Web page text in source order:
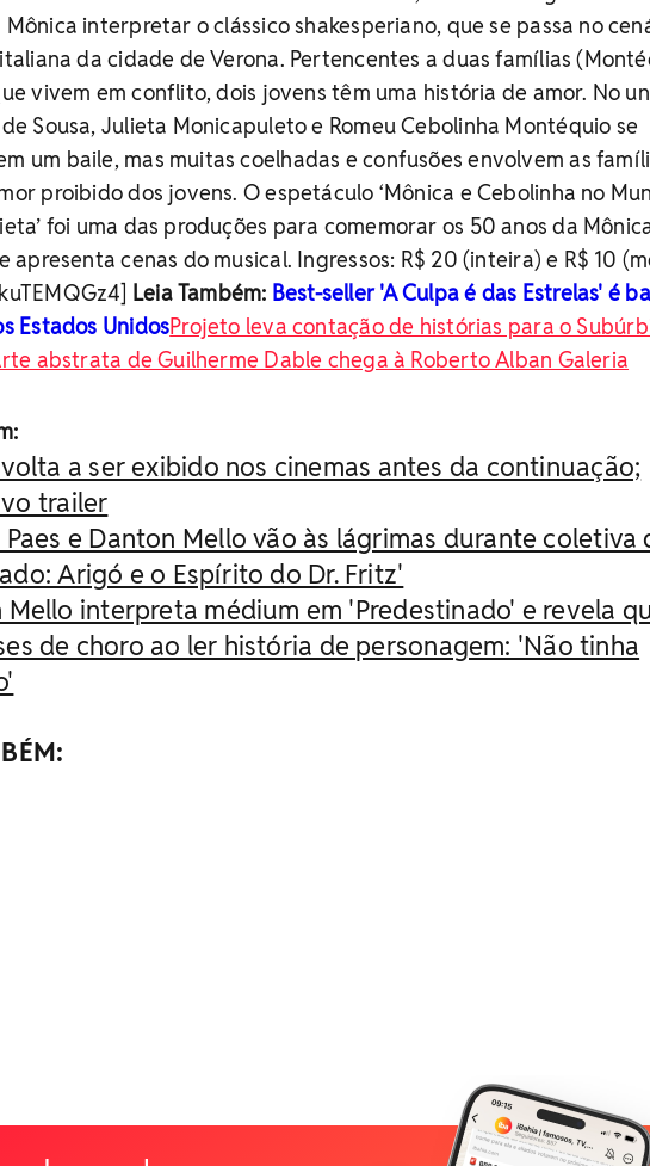
interpretar o clássico shakesperiano, que se passa no
da cidade de Verona. Pertencentes a duas famílias
vivem em conflito, dois jovens têm uma história de amor. No
Sousa, Julieta Monicapuleto e Romeu Cebolinha Montéquio se
um baile, mas muitas coelhadas e confusões envolvem as
proibido dos jovens. O espetáculo ‘Mônica e Cebolinha no
foi uma das produções para comemorar os 50 anos da
apresenta cenas do musical. Ingressos: R$ 20 (inteira) e R$ 10
Leia Também: Best-seller 'A Culpa é das Estrelas' é
Estados UnidosProjeto leva contação de histórias para o
abstrata de Guilherme Dable chega à Roberto Alban Galeria
a ser exibido nos cinemas antes da continuação;
trailer
e Danton Mello vão às lágrimas durante coletiva
Arigó e o Espírito do Dr. Fritz'
Mello interpreta médium em 'Predestinado' e revela
de choro ao ler história de personagem: 'Não tinha